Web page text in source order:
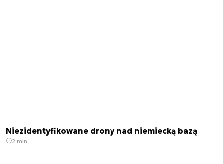
Niezidentyfikowane drony nad niemiecką bazą
2 min.